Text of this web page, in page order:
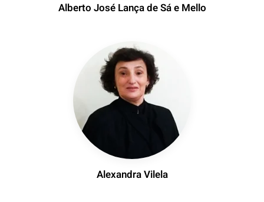
Alberto José Lança de Sá e Mello
Alexandra Vilela